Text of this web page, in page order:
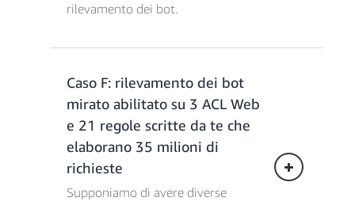
€/mese
rilevamento dei bot.
Costi dell'ACL Web = 4,93 € x 1 =
4,93 €
Costi per le regole = 0,99 € * (1 gruppo
di regole gestito + 7 regole) = 7,92 €
Costi per le richieste = 0,59 €/milione *
20 milioni = 11,80 €
Costi totali WAF = 24,65 €/mese
Caso F: rilevamento dei bot
mirato abilitato su 3 ACL Web
e 21 regole scritte da te che
elaborano 35 milioni di
richieste
Supponiamo di avere diverse